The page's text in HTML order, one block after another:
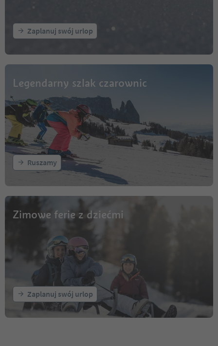
Zaplanuj swój urlop
Legendarny szlak czarownic
Ruszamy
Zimowe ferie z dziećmi
Zaplanuj swój urlop